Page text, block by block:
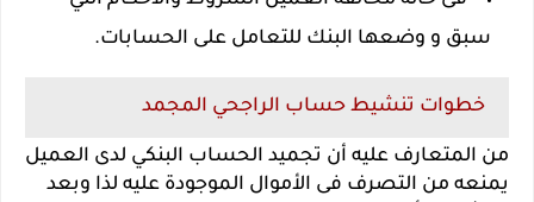
سبق و وضعها البنك للتعامل على الحسابات.
خطوات تنشيط حساب الراجحي المجمد
من المتعارف عليه أن تجميد الحساب البنكي لدى العميل
يمنعه من التصرف فى الأموال الموجودة عليه لذا وبعد